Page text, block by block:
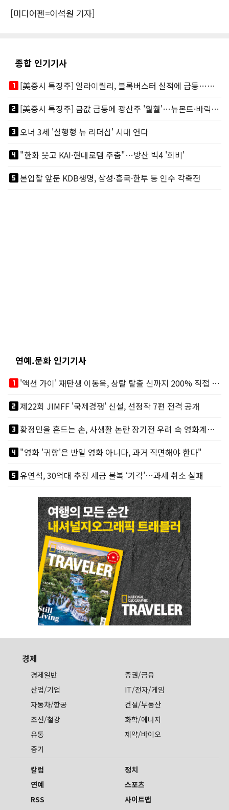
[미디어펜=이석원 기자]
종합 인기기사
looks_one
[美증시 특징주] 일라이릴리, 블록버스터 실적에 급등…마운자로 매출 폭발
looks_two
[美증시 특징주] 금값 급등에 광산주 '훨훨'…뉴몬트·바릭마이닝 주도
looks_3오너 3세 '실행형 뉴 리더십' 시대 연다
looks_4"한화 웃고 KAI·현대로템 주춤"…방산 빅4 '희비'
looks_5본입찰 앞둔 KDB생명, 삼성·흥국·한투 등 인수 각축전
연예.문화 인기기사
looks_one
'액션 가이' 재탄생 이동욱, 상탈 탈출 신까지 200% 직접 소화
looks_two제22회 JIMFF '국제경쟁' 신설, 선정작 7편 전격 공개
looks_3
황정민을 흔드는 손, 사생활 논란 장기전 우려 속 영화계도 리스크
looks_4"영화 '귀향'은 반일 영화 아니다, 과거 직면해야 한다"
looks_5유연석, 30억대 추징 세금 불복 ‘기각’…과세 취소 실패
경제
경제일반
증권/금융
산업/기업
IT/전자/게임
자동차/항공
건설/부동산
조선/철강
화학/에너지
유통
제약/바이오
중기
칼럼
정치
연예
스포츠
RSS
사이트맵